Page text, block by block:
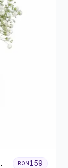
RON159